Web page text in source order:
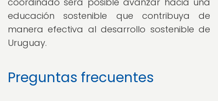
educación sostenible que contribuya de
manera efectiva al desarrollo sostenible de
Uruguay.
Preguntas frecuentes